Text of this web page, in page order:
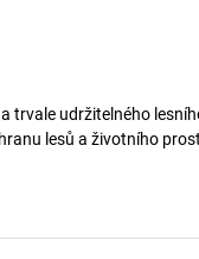
trvale udržitelného
lesů a životního